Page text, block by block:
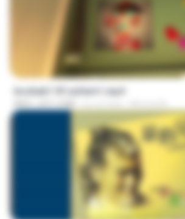
bosbab1 tfl za3em1.mp4
MP4 871.3 MB Ahmed A.